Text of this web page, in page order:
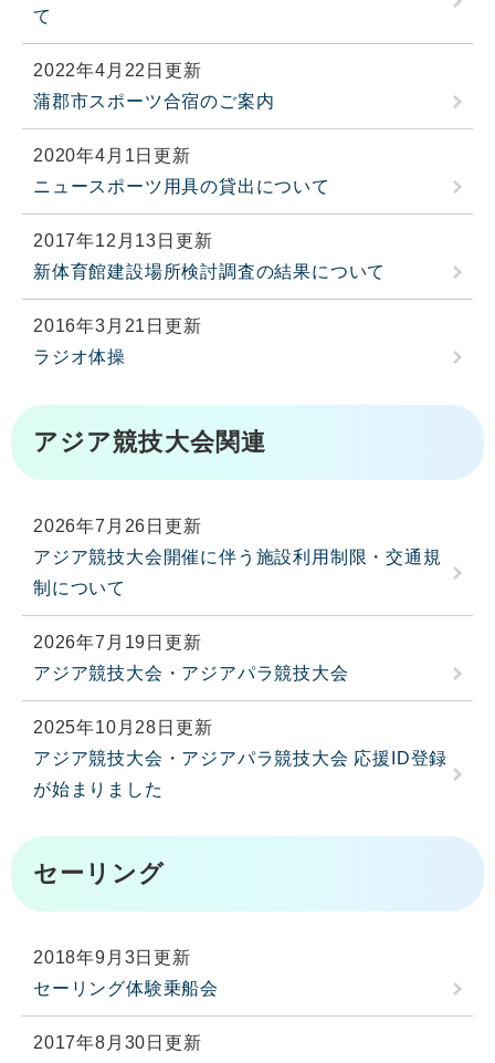
て
2022年4月22日更新
蒲郡市スポーツ合宿のご案内
2020年4月1日更新
ニュースポーツ用具の貸出について
2017年12月13日更新
新体育館建設場所検討調査の結果について
2016年3月21日更新
ラジオ体操
アジア競技大会関連
2026年7月26日更新
アジア競技大会開催に伴う施設利用制限・交通規
制について
2026年7月19日更新
アジア競技大会・アジアパラ競技大会
2025年10月28日更新
アジア競技大会・アジアパラ競技大会 応援ID登録
が始まりました
セーリング
2018年9月3日更新
セーリング体験乗船会
2017年8月30日更新